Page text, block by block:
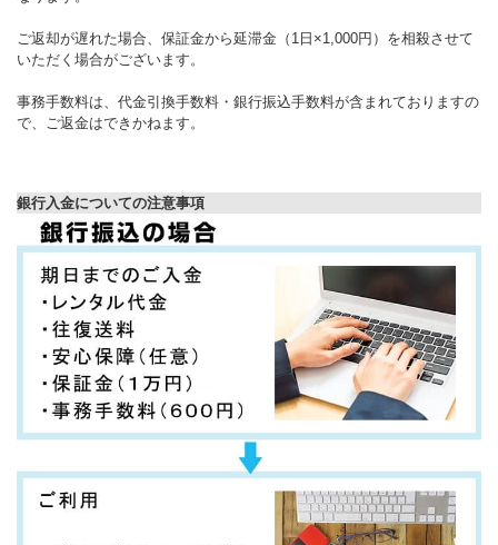
ご返却が遅れた場合、保証金から延滞金（1日×1,000円）を相殺させて
いただく場合がございます。
事務手数料は、代金引換手数料・銀行振込手数料が含まれておりますの
で、ご返金はできかねます。
銀行入金についての注意事項